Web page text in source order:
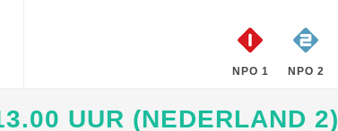
NPO 1 NPO 2
UUR (NEDERLAND 2)